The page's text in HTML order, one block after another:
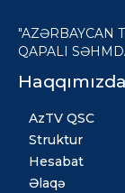
"AZƏRBAYCAN
QAPALI
Haqqımızda
AzTV QSC
Struktur
Hesabat
Əlaqə